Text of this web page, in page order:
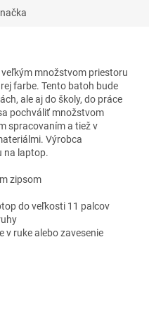
množstvom priestoru
farbe. Tento batoh bude
ale aj do školy, do práce
pochváliť množstvom
spracovaním a tiež v
Výrobca
na laptop.
zipsom
do veľkosti 11 palcov
v ruke alebo zavesenie